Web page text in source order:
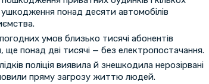
понад десяти автомобілів
умов близько тисячі абонентів
ще понад дві тисячі — без електропостачання.
поліція виявила й знешкодила нерозірвані
пряму загрозу життю людей.